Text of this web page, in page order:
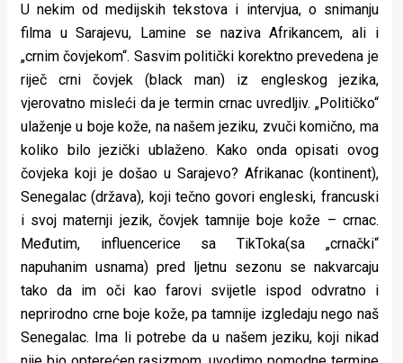
U nekim od medijskih tekstova i intervjua, o snimanju
filma u Sarajevu, Lamine se naziva Afrikancem, ali i
„crnim čovjekom“. Sasvim politički korektno prevedena je
riječ crni čovjek (black man) iz engleskog jezika,
vjerovatno misleći da je termin crnac uvredljiv. „Političko“
ulaženje u boje kože, na našem jeziku, zvuči komično, ma
koliko bilo jezički ublaženo. Kako onda opisati ovog
čovjeka koji je došao u Sarajevo? Afrikanac (kontinent),
Senegalac (država), koji tečno govori engleski, francuski
i svoj maternji jezik, čovjek tamnije boje kože – crnac.
Međutim, influencerice sa TikToka(sa „crnački“
napuhanim usnama) pred ljetnu sezonu se nakvarcaju
tako da im oči kao farovi svijetle ispod odvratno i
neprirodno crne boje kože, pa tamnije izgledaju nego naš
Senegalac. Ima li potrebe da u našem jeziku, koji nikad